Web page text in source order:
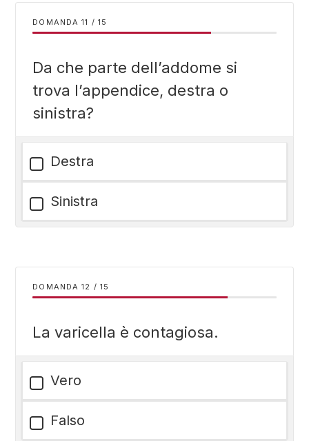
DOMANDA / 15
Da che parte dell’addome si
trova l’appendice, destra o
sinistra?
Destra
Sinistra
DOMANDA / 15
La varicella è contagiosa.
Vero
Falso